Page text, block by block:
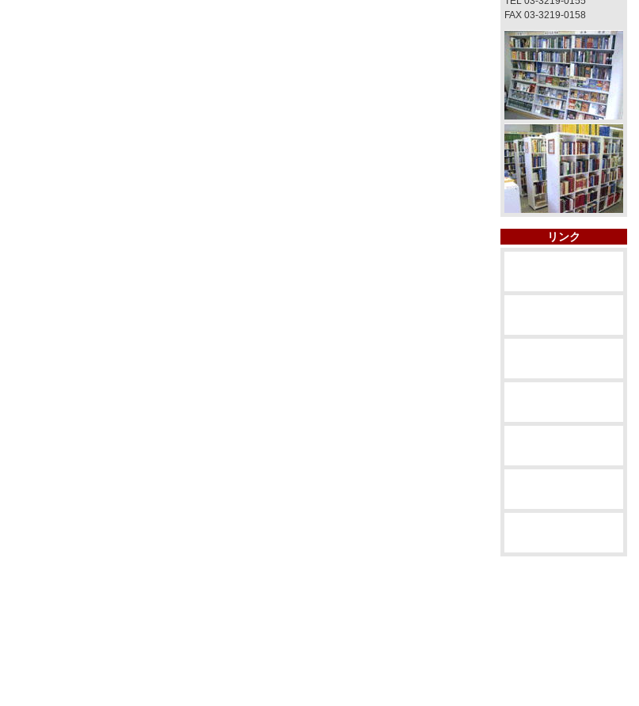
FAX 03-3219-0158
リンク